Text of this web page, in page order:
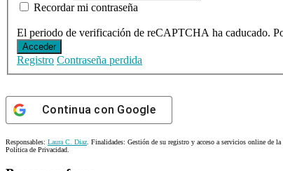
Recordar mi contraseña
El periodo de verificación de reCAPTCHA ha caducado.
Acceder
Registro Contraseña perdida
Continua con Google
Responsables: Laura C. Diaz . Finalidades: Gestión de su registro y acceso a servicios online de
Política de Privacidad.